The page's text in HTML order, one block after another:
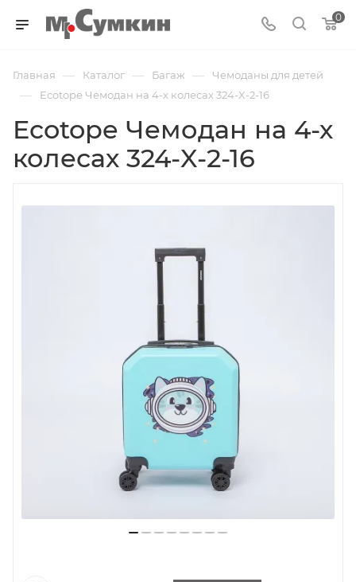
0
Главная — Каталог — Багаж — Чемоданы для детей
— Ecotope Чемодан на 4-х колесах 324-X-2-16
Ecotope Чемодан на 4-х
колесах 324-X-2-16